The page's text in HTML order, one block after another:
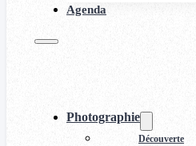
Agenda
Photographie
Découverte